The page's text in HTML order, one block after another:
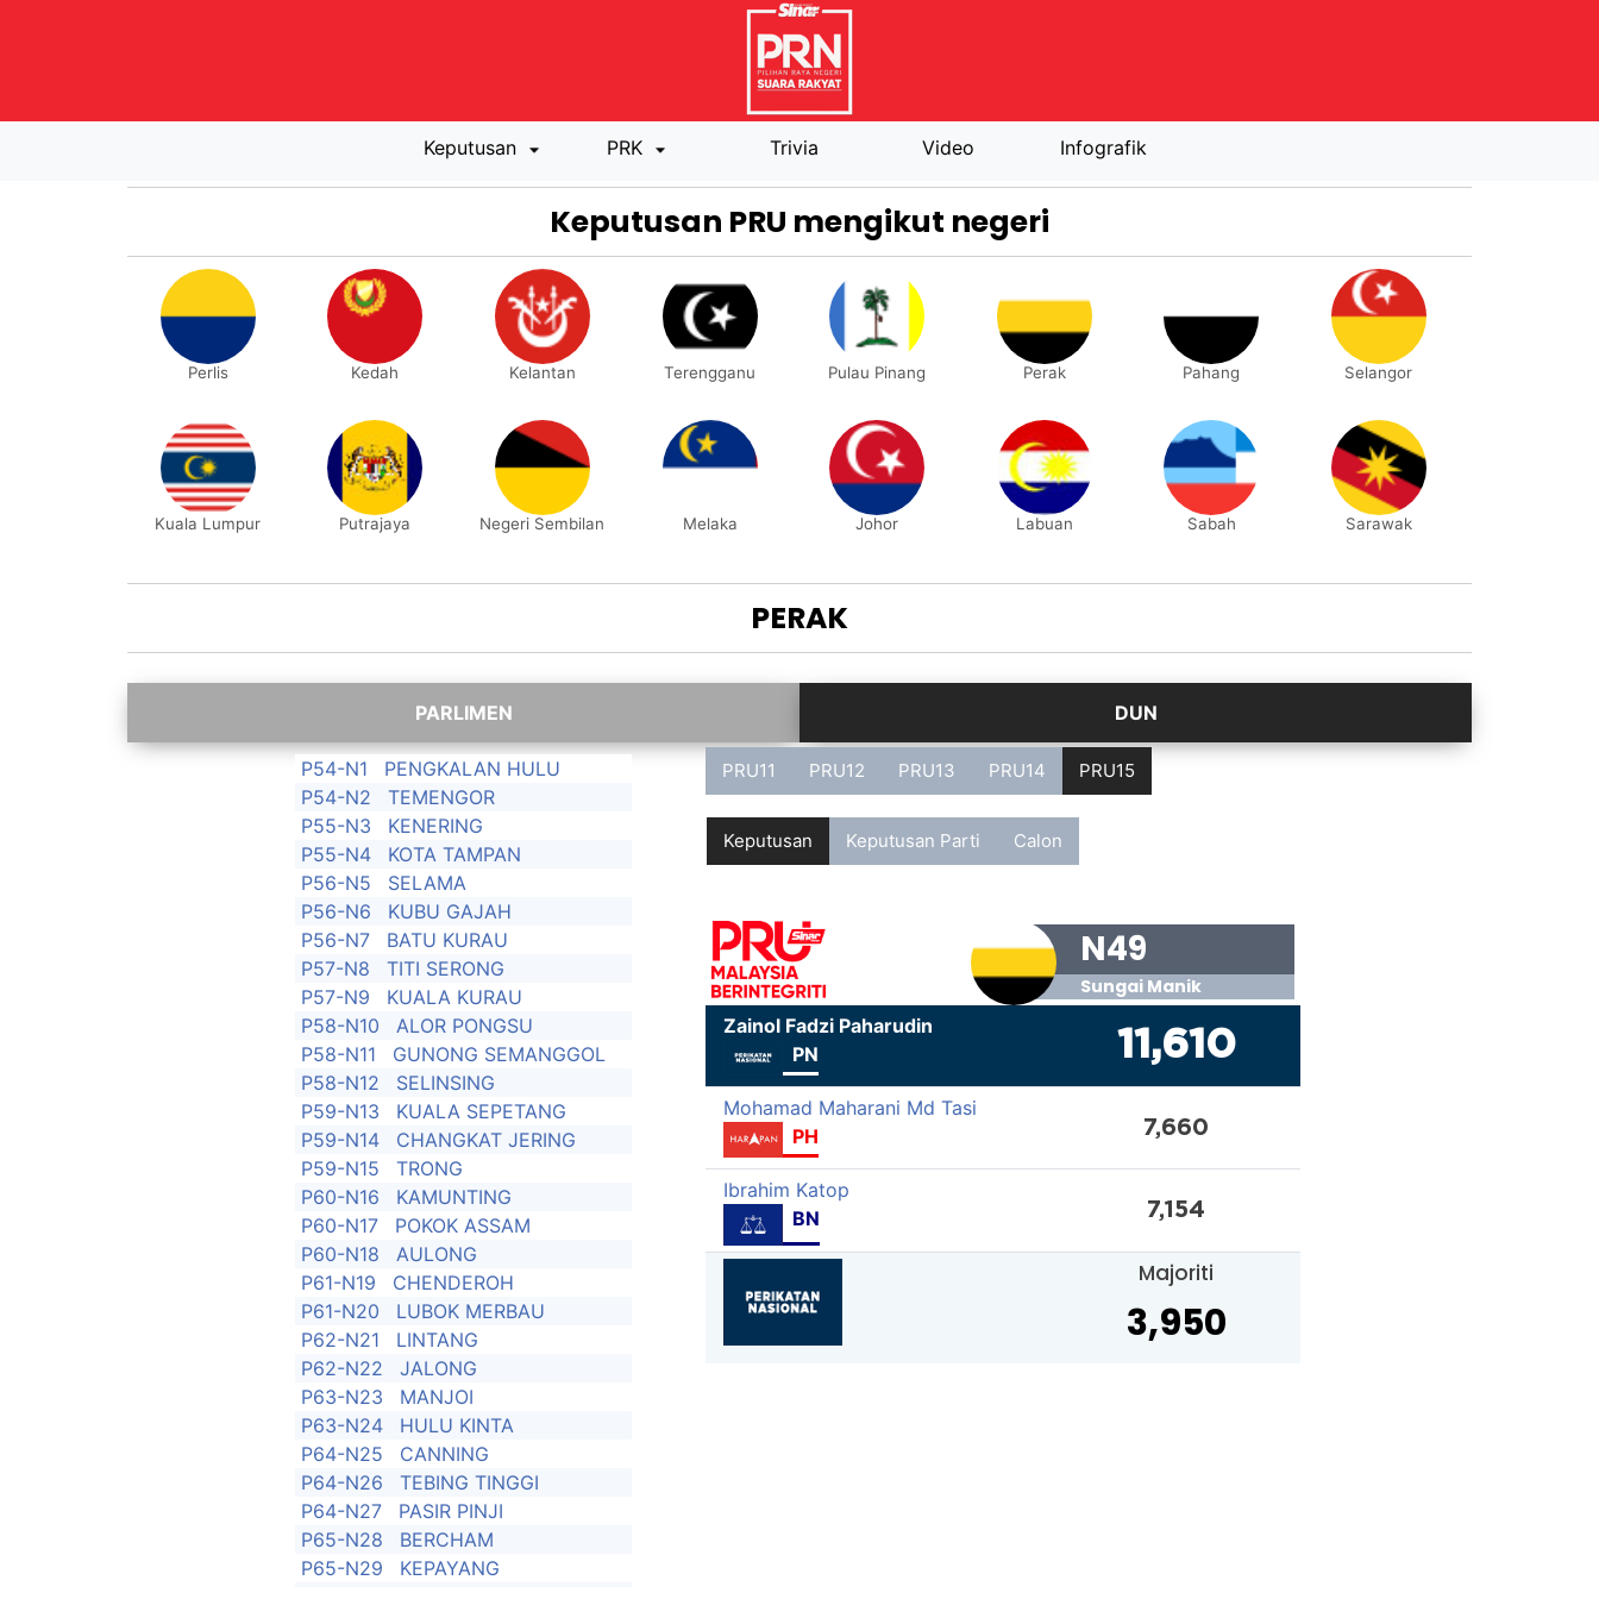
Keputusan PRK Trivia Video Infografik
Keputusan PRU mengikut negeri
Perlis Kedah Kelantan Terengganu Pulau Pinang Perak Pahang Selangor
Kuala Lumpur Putrajaya Negeri Sembilan Melaka Johor Labuan Sabah Sarawak
PERAK
P54-N1
PENGKALAN HULU
P54-N2
TEMENGOR
P55-N3
KENERING
P55-N4
KOTA TAMPAN
P56-N5
SELAMA
P56-N6
KUBU GAJAH
P56-N7
BATU KURAU
P57-N8
TITI SERONG
P57-N9
KUALA KURAU
P58-N10
ALOR PONGSU
P58-N11
GUNONG SEMANGGOL
P58-N12
SELINSING
P59-N13
KUALA SEPETANG
P59-N14
CHANGKAT JERING
P59-N15
TRONG
P60-N16
KAMUNTING
P60-N17
POKOK ASSAM
P60-N18
AULONG
P61-N19
CHENDEROH
P61-N20
LUBOK MERBAU
P62-N21
LINTANG
P62-N22
JALONG
P63-N23
MANJOI
P63-N24
HULU KINTA
P64-N25
CANNING
P64-N26
TEBING TINGGI
P64-N27
PASIR PINJI
P65-N28
BERCHAM
P65-N29
KEPAYANG
PRU11 PRU12 PRU13 PRU14 PRU15
Keputusan Keputusan Parti Calon
N49
Sungai Manik
Zainol Fadzi Paharudin
PN
11,610
Mohamad Maharani Md Tasi
PH
7,660
Ibrahim Katop
BN
7,154
Majoriti
3,950